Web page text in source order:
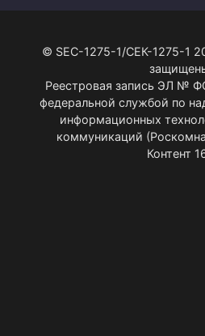
© SEC-1275-1/СЕК-1275-1
Реестровая запись ЭЛ №
федеральной службой по
информационных
коммуникаций
Контент